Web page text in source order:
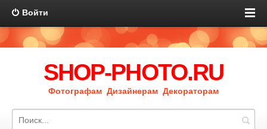
Войти
SHOP-PHOTO.RU
Фотографам Дизайнерам Декораторам